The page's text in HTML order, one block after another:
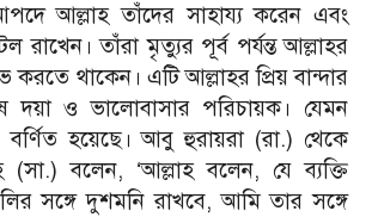
আল্লাহ তাঁদের সাহায্য করেন এবং
রাখেন। তাঁরা মৃত্যুর পূর্ব পর্যন্ত আল্লাহর
করতে থাকেন। এটি আল্লাহর প্রিয় বান্দার
দয়া ও ভালোবাসার পরিচায়ক। যেমন
বর্ণিত হয়েছে। আবু হুরায়রা (রা.) থেকে
(সা.) বলেন, ‘আল্লাহ বলেন, যে ব্যক্তি
সঙ্গে দুশমনি রাখবে, আমি তার সঙ্গে